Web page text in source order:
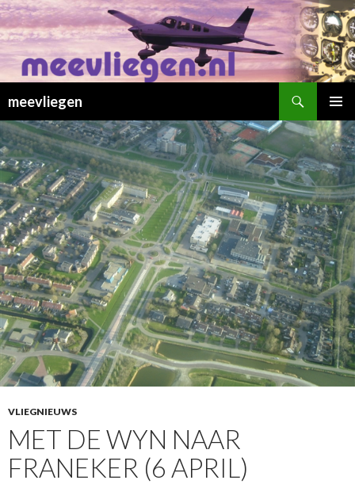
meevliegen
MENU
NAAR
INHOUD
VLIEGNIEUWS
MET DE WYN NAAR
FRANEKER (6 APRIL)